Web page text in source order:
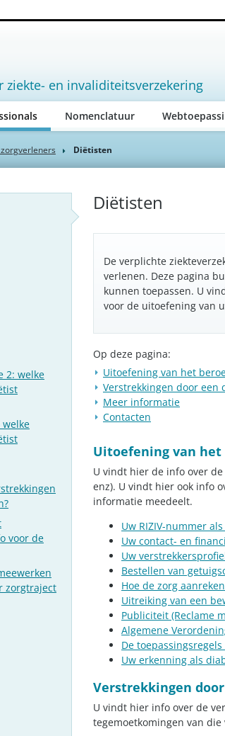
ziekte- en invaliditeitsverzekering
(active)Nomenclatuur
Diëtisten
2: welke
voor de
zorgtraject
Diëtisten
De verplichte
verlenen. Deze pagina
kunnen toepassen. U
voor de uitoefening van
Op deze pagina:
Uitoefening van het
Verstrekkingen door een
Meer informatie
Contacten
Uitoefening van het
U vindt hier de info over
enz). U vindt hier ook info
informatie meedeelt.
Uw RIZIV-nummer
Uw contact- en
Uw
Bestellen van
Hoe de zorg
Uitreiking van een
Publiciteit (Reclame
Algemene
De
Uw erkenning als
Verstrekkingen
U vindt hier info over de
tegemoetkomingen van